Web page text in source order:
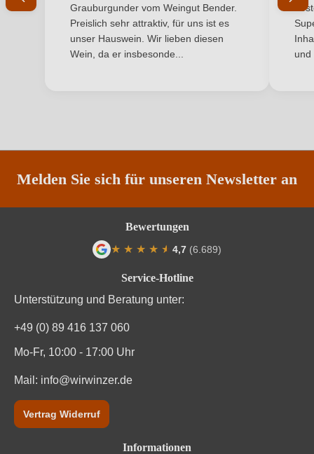
Land Frankreich
AOP
Säuregehalt in g/L
Traubenfarbe Rot
Nährwertangaben
Brennwert
Kohlenhydrate
Kohlenhydrate davon Zucker
Trauben, Konservierungsstoffe (Sulfite). Enthält
Ich habe mein Passwort vergessen
Grauburgunder vom Weingut Bender.
Preislich sehr attraktiv, für uns ist es
unser Hauswein. Wir lieben diesen
Wein, da er insbesonde...
und
Melden Sie sich für unseren Newsletter an
Service-Hotline
Unterstützung und Beratung unter:
+49 (0) 89 416 137 060
Mo-Fr, 10:00 - 17:00 Uhr
Mail: info@wirwinzer.de
Vertrag Widerruf
Informationen
Bewertungen
★ ★ ★ ★ ★
★ 4,7 (6.689)